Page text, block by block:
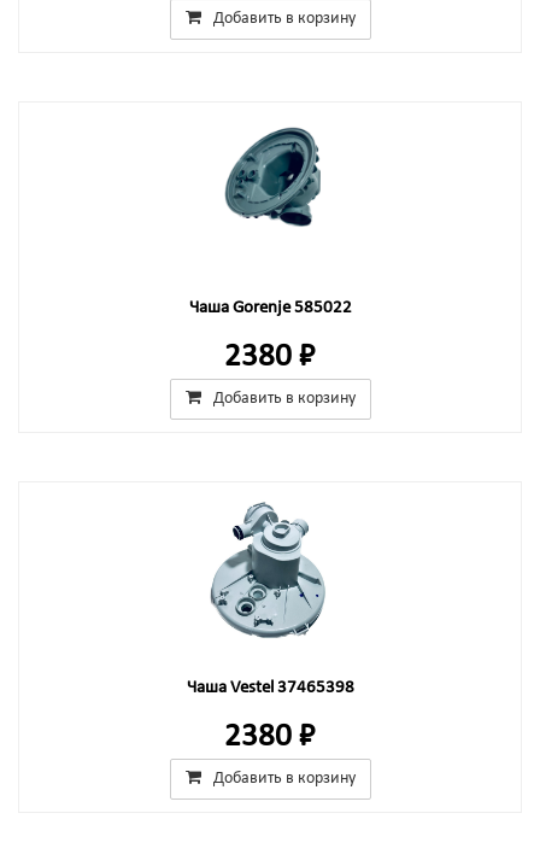
Добавить в корзину
Чаша Gorenje 585022
2380 ₽
Добавить в корзину
Чаша Vestel 37465398
2380 ₽
Добавить в корзину